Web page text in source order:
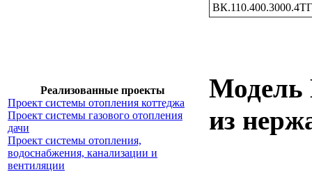
Реализованные проекты
Проект системы отопления коттеджа
Проект системы газового отопления
дачи
Проект системы отопления,
водоснабжения, канализации и
вентиляции
ВК.110.400.3000.4ТГ
Модель
из